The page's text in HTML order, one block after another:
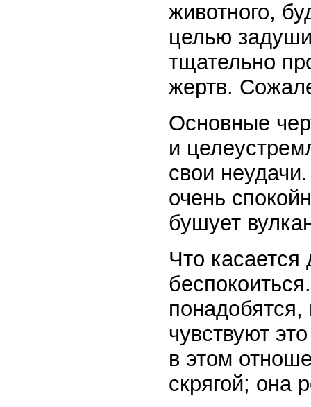
животного,
целью
тщательно
жертв.
Основные
и
свои
очень
бушует
Что
чувствуют
в этом
скрягой; она